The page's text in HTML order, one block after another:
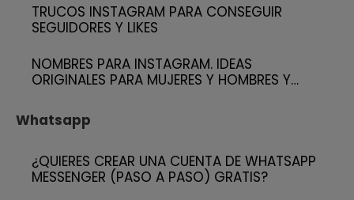
TRUCOS INSTAGRAM PARA CONSEGUIR
SEGUIDORES Y LIKES
NOMBRES PARA INSTAGRAM. IDEAS
ORIGINALES PARA MUJERES Y HOMBRES Y…
Whatsapp
¿QUIERES CREAR UNA CUENTA DE WHATSAPP
MESSENGER (PASO A PASO) GRATIS?